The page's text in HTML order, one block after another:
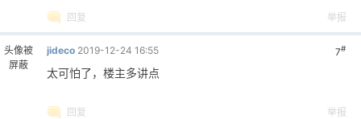
回复 举报
头像被
屏蔽
7#
jideco 2019-12-24 16:55
太可怕了，楼主多讲点
回复 举报